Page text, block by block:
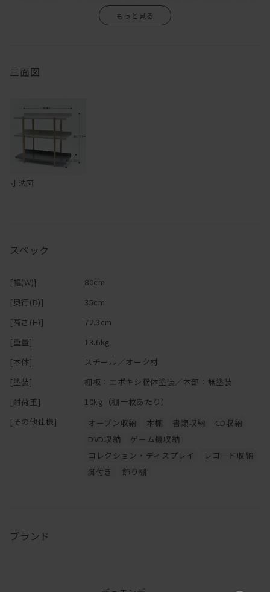
ナチュラルな雰囲気のお部屋に合いやすく、
ダークグレーを上段にするとシャープでシックな印象になるので
異なるグラデーションを楽しむ事も出来ます。
必ず付属のクッションを貼って使用してください。
・直射日光や熱、冷暖房機の強風などが直接あたらないようにして
す。
・商品の上に立ったり飛んだり、踏み台の代わりに使ったり腰かけ
たりしないでください。安定を崩し倒れてケガする事があります。
ずったりしないでください。商品が傷つく恐れがあります。
三面図
寸法図
スペック
[幅(W)]
80cm
[奥行(D)]
35cm
[高さ(H)]
72.3cm
[重量]
13.6kg
[本体]
スチール／オーク材
[塗装]
棚板：エポキシ粉体塗装／木部：無塗装
[耐荷重]
10kg（棚一枚あたり）
[その他仕様]
オープン収納 本棚 書類収納
CD収納
DVD収納
ゲーム機収納
コレクション・ディスプレイ
レコード収納
脚付き
飾り棚
ブランド